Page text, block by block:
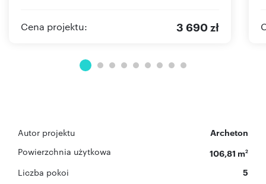
Cena projektu: 3 690 zł
Autor projektu Archeton
Powierzchnia użytkowa 106,81 m2
Liczba pokoi 5